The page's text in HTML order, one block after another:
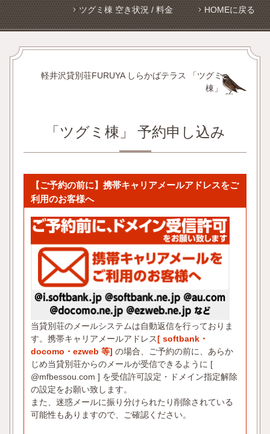
ツグミ棟 空き状況 / 料金 HOMEに戻る
軽井沢貸別荘FURUYA しらかばテラス 「ツグミ
棟」
「ツグミ棟」 予約申し込み
【ご予約の前に】携帯キャリアメールアドレスをご
利用のお客様へ
当貸別荘のメールシステムは自動返信を行っておりま
す。携帯キャリアメールアドレス[ softbank・
docomo・ezweb 等]の場合、ご予約の前に、あらか
じめ当貸別荘からのメールが受信できるように [
@mfbessou.com ] を受信許可設定・ドメイン指定解除
の設定をお願い致します。
また、迷惑メールに振り分けられたり削除されている
可能性もありますので、ご確認ください。